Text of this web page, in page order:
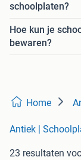
schoolplaten?
Hoe kun je
bewaren?
Home
Antiek |
23 resultaten